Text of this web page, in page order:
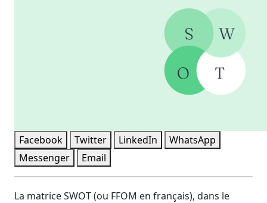
Facebook Twitter LinkedIn
WhatsApp
Messenger
Email
La matrice SWOT (ou FFOM en français), dans le